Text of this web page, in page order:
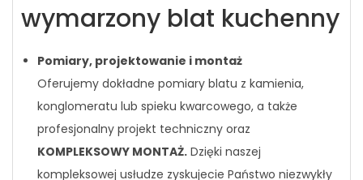
wymarzony blat kuchenny
Pomiary, projektowanie i montaż
Oferujemy dokładne pomiary blatu z kamienia,
konglomeratu lub spieku kwarcowego, a także
profesjonalny projekt techniczny oraz
KOMPLEKSOWY MONTAŻ. Dzięki naszej
kompleksowej usłudze zyskujecie Państwo niezwykły